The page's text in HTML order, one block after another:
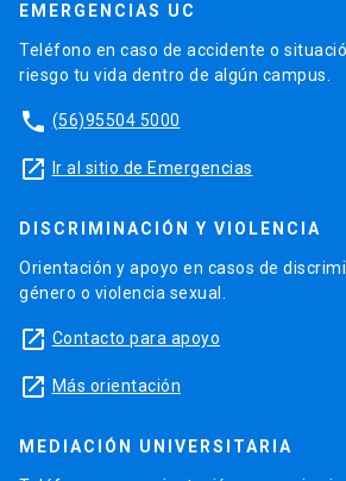
EMERGENCIAS UC
Teléfono en caso de accidente o
riesgo tu vida dentro de algún campus.
phone (56)95504 5000
launch Ir al sitio de Emergencias
DISCRIMINACIÓN Y VIOLENCIA
Orientación y apoyo en casos de
género o violencia sexual.
launch Contacto para apoyo
launch Más orientación
MEDIACIÓN UNIVERSITARIA